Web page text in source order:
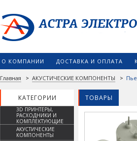
О КОМПАНИИ ДОСТАВКА И ОПЛАТА
Главная > АКУСТИЧЕСКИЕ КОМПОНЕНТЫ >
КАТЕГОРИИ ТОВАРЫ
3D ПРИНТЕРЫ,
РАСХОДНИКИ И
КОМПЛЕКТУЮЩИЕ
АКУСТИЧЕСКИЕ
КОМПОНЕНТЫ